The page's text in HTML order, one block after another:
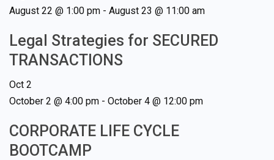
August 22 @ 1:00 pm - August 23 @ 11:00 am
Legal Strategies for SECURED
TRANSACTIONS
Oct 2
October 2 @ 4:00 pm - October 4 @ 12:00 pm
CORPORATE LIFE CYCLE
BOOTCAMP